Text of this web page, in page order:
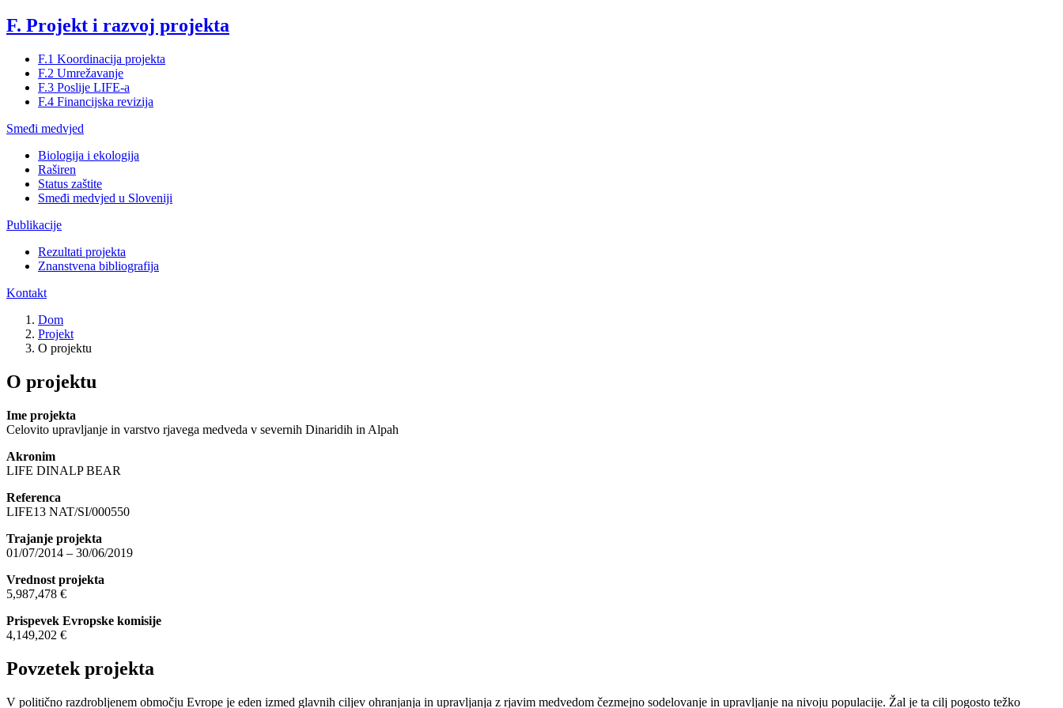
F. Projekt i razvoj projekta
F.1 Koordinacija projekta
F.2 Umrežavanje
F.3 Poslije LIFE-a
F.4 Financijska revizija
Smeđi medvjed
Biologija i ekologija
Raširen
Status zaštite
Smeđi medvjed u Sloveniji
Publikacije
Rezultati projekta
Znanstvena bibliografija
Kontakt
Dom
Projekt
O projektu
O projektu
Ime projekta
Celovito upravljanje in varstvo rjavega medveda v severnih Dinaridih in Alpah
Akronim
LIFE DINALP BEAR
Referenca
LIFE13 NAT/SI/000550
Trajanje projekta
01/07/2014 – 30/06/2019
Vrednost projekta
5,987,478 €
Prispevek Evropske komisije
4,149,202 €
Povzetek projekta
V politično razdrobljenem območju Evrope je eden izmed glavnih ciljev ohranjanja in upravljanja z rjavim medvedom čezmejno sodelovanje in upravljanje na nivoju populacije. Žal je ta cilj pogosto težko